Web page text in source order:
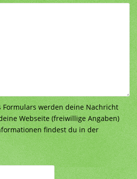
Formulars werden deine Nachricht
Webseite (freiwillige Angaben)
findest du in der